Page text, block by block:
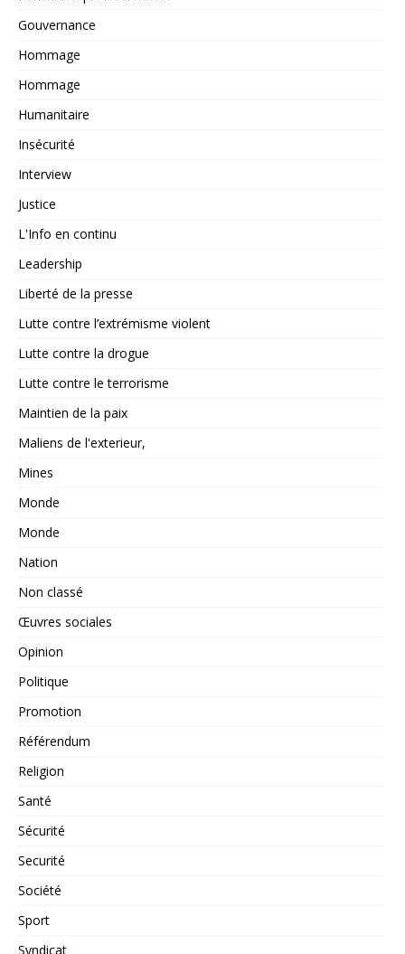
Gouvernance
Hommage
Hommage
Humanitaire
Insécurité
Interview
Justice
L'Info en continu
Leadership
Liberté de la presse
Lutte contre l’extrémisme violent
Lutte contre la drogue
Lutte contre le terrorisme
Maintien de la paix
Maliens de l'exterieur,
Mines
Monde
Monde
Nation
Non classé
Œuvres sociales
Opinion
Politique
Promotion
Référendum
Religion
Santé
Sécurité
Securité
Société
Sport
Syndicat